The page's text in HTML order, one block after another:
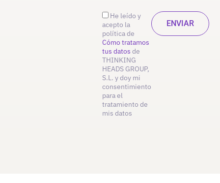
He leído y
acepto la
política de
Cómo tratamos
tus datos de
THINKING
HEADS GROUP,
S.L. y doy mi
consentimiento
para el
tratamiento de
mis datos